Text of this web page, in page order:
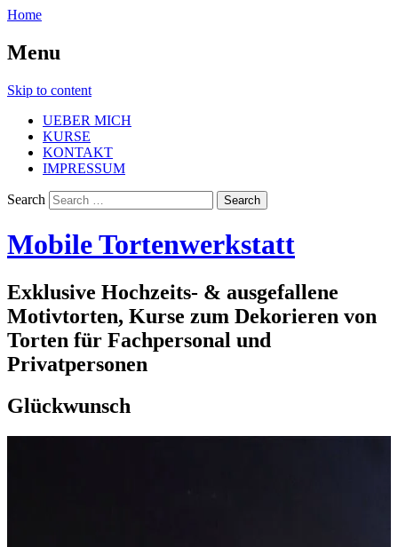
Home
Menu
Skip to content
UEBER MICH
KURSE
KONTAKT
IMPRESSUM
Search
Mobile Tortenwerkstatt
Exklusive Hochzeits- & ausgefallene
Motivtorten, Kurse zum Dekorieren von
Torten für Fachpersonal und
Privatpersonen
Glückwunsch